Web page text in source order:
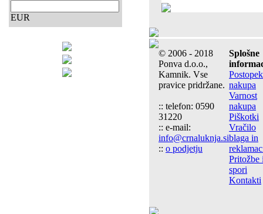
EUR
© 2006 - 2018
Ponva d.o.o.,
Kamnik. Vse
pravice pridržane.
:: telefon: 0590
31220
:: e-mail:
info@crnaluknja.si
:: o podjetju
Splošne
Postopek
nakupa
Varnost
nakupa
Piškotki
Vračilo
blaga in
Pritožbe
spori
Kontakti